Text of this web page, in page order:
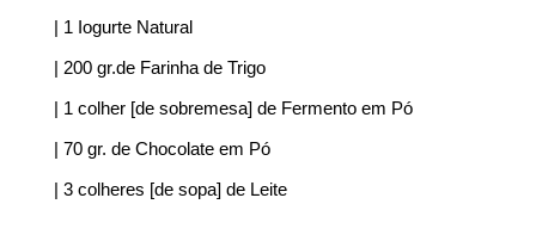
| 1 Iogurte Natural
| 200 gr.de Farinha de Trigo
| 1 colher [de sobremesa] de Fermento em Pó
| 70 gr. de Chocolate em Pó
| 3 colheres [de sopa] de Leite